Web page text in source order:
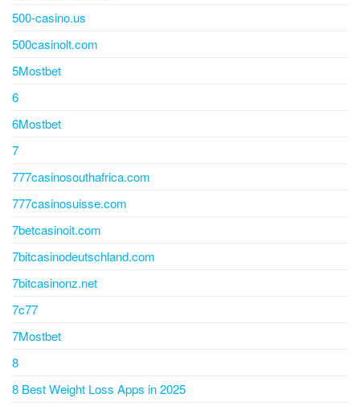
500-casino.us
500casinolt.com
5Mostbet
6
6Mostbet
7
777casinosouthafrica.com
777casinosuisse.com
7betcasinoit.com
7bitcasinodeutschland.com
7bitcasinonz.net
7c77
7Mostbet
8
8 Best Weight Loss Apps in 2025